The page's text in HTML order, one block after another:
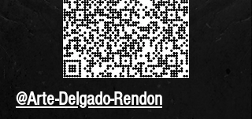
@Arte-Delgado-Rendon